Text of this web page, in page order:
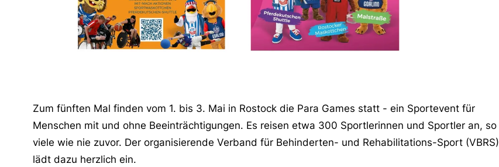
Zum fünften Mal finden vom 1. bis 3. Mai in Rostock die Para Games statt - ein Sportevent für
Menschen mit und ohne Beeinträchtigungen. Es reisen etwa 300 Sportlerinnen und Sportler an, so
viele wie nie zuvor. Der organisierende Verband für Behinderten- und Rehabilitations-Sport (VBRS)
lädt dazu herzlich ein.